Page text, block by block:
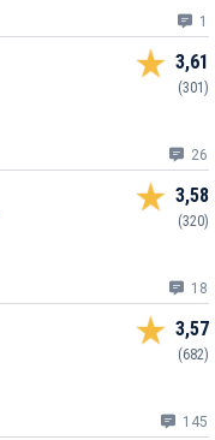
1
3,61
(301)
26
3,58
(320)
18
3,57
(682)
145